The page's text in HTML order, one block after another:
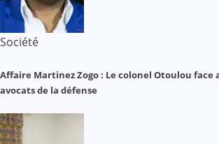
Société
Affaire Martinez Zogo : Le colonel Otoulou face
avocats de la défense